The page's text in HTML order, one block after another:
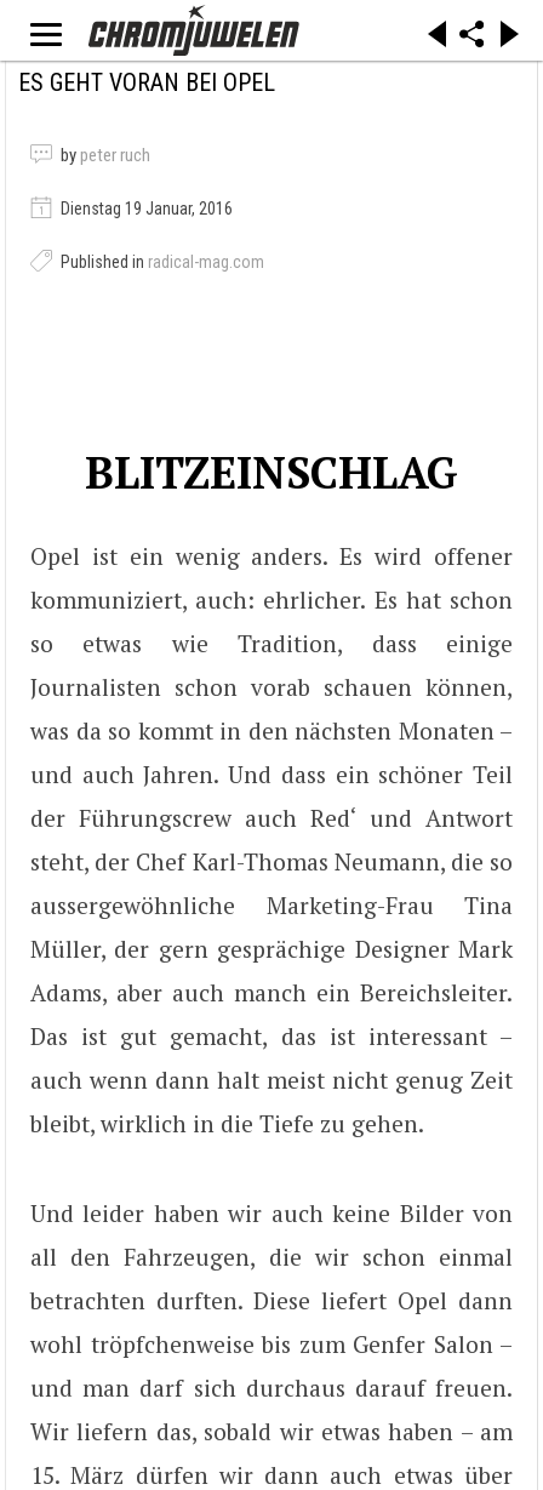
ES GEHT VORAN BEI OPEL
by peter ruch
Dienstag 19 Januar, 2016
Published in radical-mag.com
BLITZEINSCHLAG
Opel ist ein wenig anders. Es wird offener
kommuniziert, auch: ehrlicher. Es hat schon
so etwas wie Tradition, dass einige
Journalisten schon vorab schauen können,
was da so kommt in den nächsten Monaten –
und auch Jahren. Und dass ein schöner Teil
der Führungscrew auch Red‘ und Antwort
steht, der Chef Karl-Thomas Neumann, die so
aussergewöhnliche Marketing-Frau Tina
Müller, der gern gesprächige Designer Mark
Adams, aber auch manch ein Bereichsleiter.
Das ist gut gemacht, das ist interessant –
auch wenn dann halt meist nicht genug Zeit
bleibt, wirklich in die Tiefe zu gehen.
Und leider haben wir auch keine Bilder von
all den Fahrzeugen, die wir schon einmal
betrachten durften. Diese liefert Opel dann
wohl tröpfchenweise bis zum Genfer Salon –
und man darf sich durchaus darauf freuen.
Wir liefern das, sobald wir etwas haben – am
15. März dürfen wir dann auch etwas über